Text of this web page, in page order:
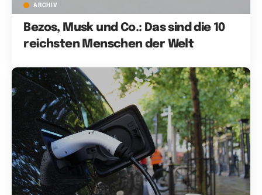
ARCHIV
Bezos, Musk und Co.: Das sind die 10
reichsten Menschen der Welt